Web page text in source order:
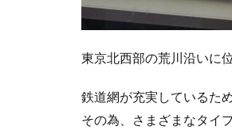
東京北西部の荒川沿いに
鉄道網が充実しているた
その為、さまざまなタイ